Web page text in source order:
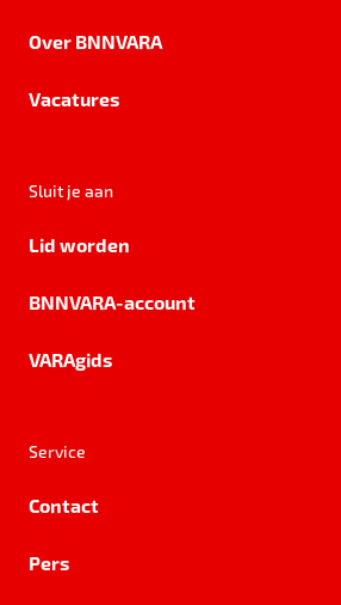
Over BNNVARA
Vacatures
Sluit je aan
Lid worden
BNNVARA-account
VARAgids
Service
Contact
Pers